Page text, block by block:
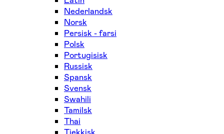
Nederlandsk
Norsk
Persisk - farsi
Polsk
Portugisisk
Russisk
Spansk
Svensk
Swahili
Tamilsk
Thai